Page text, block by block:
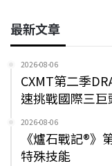
最新文章
2026-08-06
CXMT第二季
速挑戰國際三巨
2026-08-06
《爐石戰記®》
特殊技能